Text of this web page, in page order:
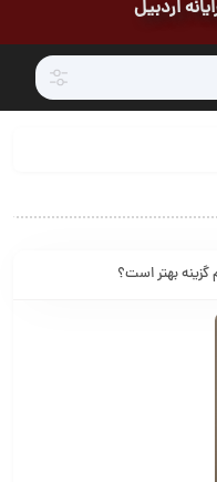
اردبیل
بهتر است؟